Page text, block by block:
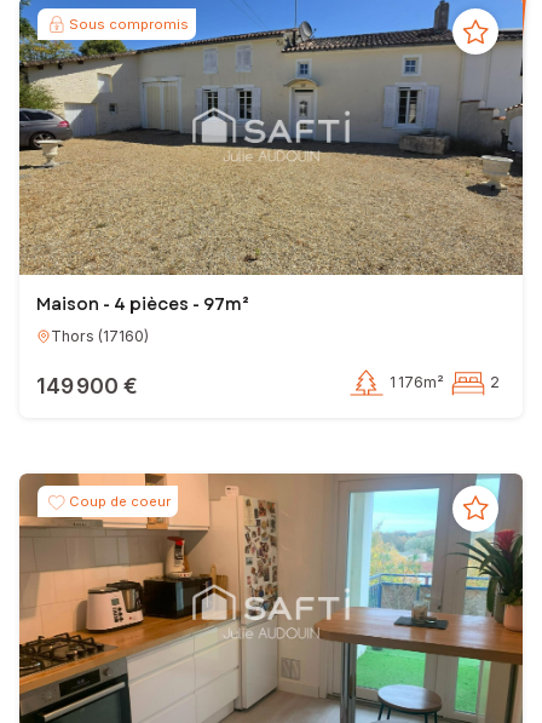
Sous compromis
Maison - 4 pièces - 97m²
Thors (17160)
149 900 € 1 176m² 2
Coup de coeur